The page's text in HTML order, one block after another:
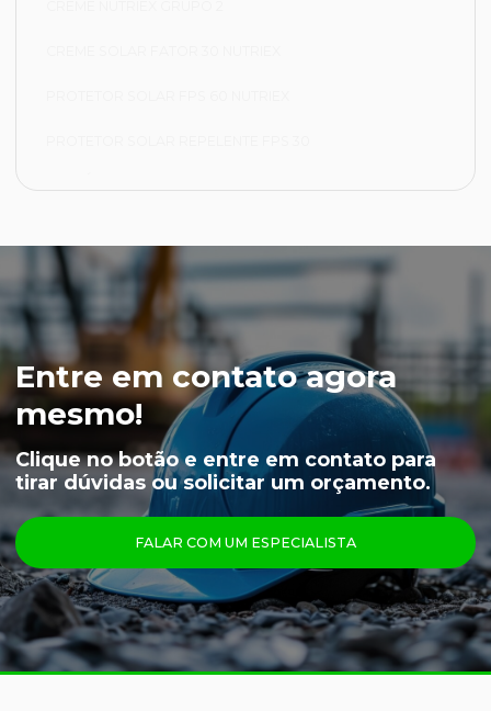
JAPONA FRIGORÍFICA
LUVA NYLON PARA CAMARA FRIA
LUVA VAQUETA TÉRMICA
MEIÃO EM LÃ PARA CAMARA FRIA
CAPUZ PARA CAMARA FRIA
LUVAS
ÓCULOS
PRINCIPAIS PRODUTOS
CALÇA FRIGORÍFICA
CREME NUTRIEX GRUPO 3
GRAFATEX ARAMIDA 1511
Entre em contato agora
mesmo!
Clique no botão e entre em contato para
tirar dúvidas ou solicitar um orçamento.
FALAR COM UM ESPECIALISTA